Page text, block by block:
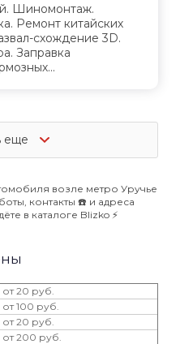
Шиномонтаж.
Ремонт китайских
схождение 3D.
Заправка
еще
возле метро Уручье
контакты ☎️ и адреса
в каталоге Blizko ⚡️
от 20 руб.
от 100 руб.
от 20 руб.
от 200 руб.